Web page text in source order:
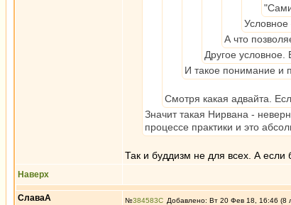
Условное
А что
Другое условное.
И такое понимание и
Смотря какая адвайта.
Значит такая Нирвана -
процессе практики и это
Так и буддизм не для всех. А если
Наверх
СлаваА №384583 Добавлено: Вт 20 Фев 18, 16:46 (8